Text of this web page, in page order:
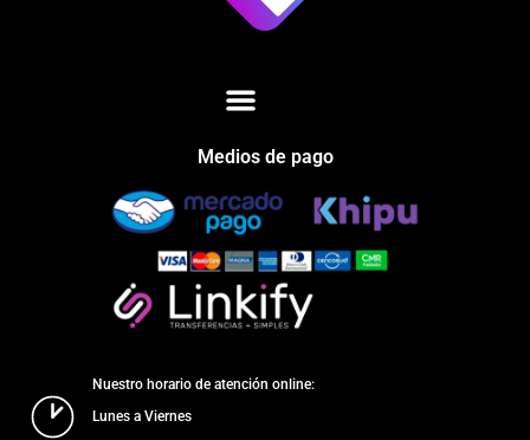
Medios de pago
Nuestro horario de atención online:
Lunes a Viernes